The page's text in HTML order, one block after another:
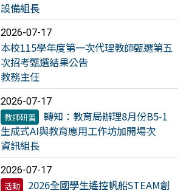
設備組長
2026-07-17
本校115學年度第一次代理教師甄選第五
次招考甄選結果公告
教務主任
2026-07-17
教師研習
轉知：教育局辦理8月份B5-1
生成式AI與教育應用工作坊加開場次
資訊組長
2026-07-17
活動
2026全國學生遙控帆船STEAM創